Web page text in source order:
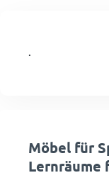
.
Möbel für
Lernräume